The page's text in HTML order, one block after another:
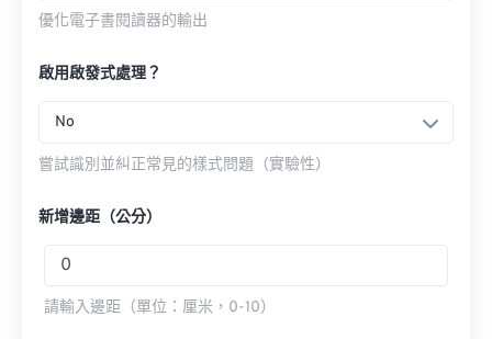
優化電子書閱讀器的輸出
啟用啟發式處理？
No
嘗試識別並糾正常見的樣式問題（實驗性）
新增邊距（公分）
請輸入邊距（單位：厘米，0-10）